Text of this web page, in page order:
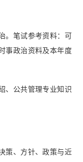
。笔试参考资料：可
事政治资料及本年度
、公共管理专业知识
策、方针、政策与近